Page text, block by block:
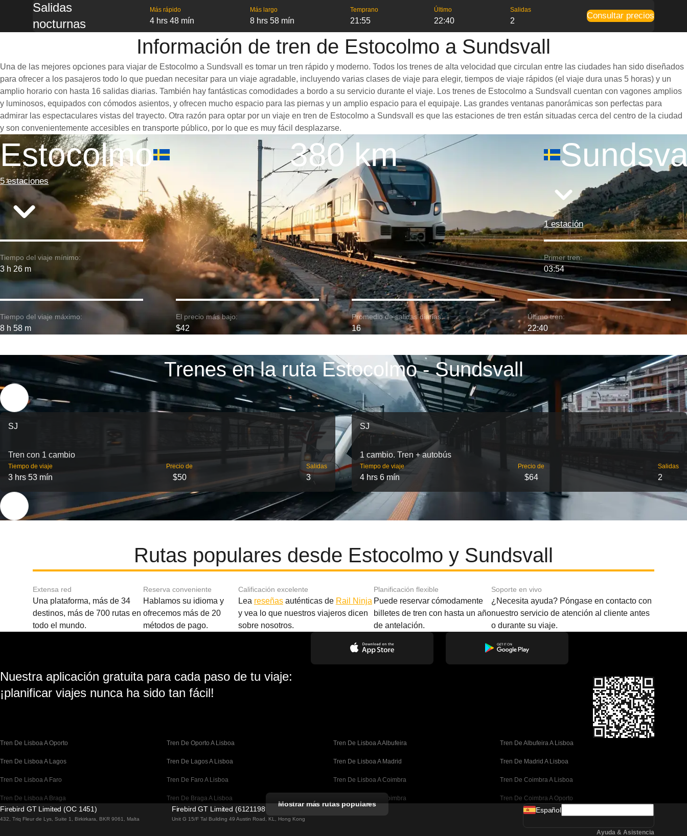
Salidas
nocturnas
Más rápido
4 hrs 48 mín
Más largo
8 hrs 58 mín
Temprano
21:55
Último
22:40
Salidas
2
Consultar precios
Información de tren de Estocolmo a Sundsvall
Una de las mejores opciones para viajar de Estocolmo a Sundsvall es tomar un tren rápido y moderno. Todos los trenes de alta velocidad que circulan entre las ciudades han sido diseñados
para ofrecer a los pasajeros todo lo que puedan necesitar para un viaje agradable, incluyendo varias clases de viaje para elegir, tiempos de viaje rápidos (el viaje dura unas 5 horas) y un
amplio horario con hasta 16 salidas diarias. También hay fantásticas comodidades a bordo a su servicio durante el viaje. Los trenes de Estocolmo a Sundsvall cuentan con vagones amplios
y luminosos, equipados con cómodos asientos, y ofrecen mucho espacio para las piernas y un amplio espacio para el equipaje. Las grandes ventanas panorámicas son perfectas para
admirar las espectaculares vistas del trayecto. Otra razón para optar por un viaje en tren de Estocolmo a Sundsvall es que las estaciones de tren están situadas cerca del centro de la ciudad
y son convenientemente accesibles en transporte público, por lo que es muy fácil desplazarse.
Estocolmo
5 estaciones
380 km
1 estación
Tiempo del viaje mínimo:
3 h 26 m
Primer tren:
03:54
Tiempo del viaje máximo:
8 h 58 m
El precio más bajo:
$42
Promedio de salidas diarias:
16
Último tren:
22:40
Trenes en la ruta Estocolmo - Sundsvall
SJ
Tren con 1 cambio
Tiempo de viaje
3 hrs 53 mín
Precio de
$50
Salidas
3
SJ
1 cambio. Tren + autobús
Tiempo de viaje
4 hrs 6 mín
Precio de
$64
Salidas
2
Rutas populares desde Estocolmo y Sundsvall
Extensa red
Una plataforma, más de 34
destinos, más de 700 rutas en
todo el mundo.
Reserva conveniente
Hablamos su idioma y
ofrecemos más de 20
métodos de pago.
Calificación excelente
Lea reseñasauténticas de Rail Ninja
y vea lo que nuestros viajeros dicen
sobre nosotros.
Planificación flexible
Puede reservar cómodamente
billetes de tren con hasta un año
de antelación.
Soporte en vivo
¿Necesita ayuda? Póngase en contacto con
nuestro servicio de atención al cliente antes
o durante su viaje.
Nuestra aplicación gratuita para cada paso de tu viaje:
¡planificar viajes nunca ha sido tan fácil!
Tren De Lisboa A Oporto Tren De Oporto A Lisboa Tren De Lisboa A Albufeira Tren De Albufeira A Lisboa
Tren De Lisboa A Lagos Tren De Lagos A Lisboa Tren De Lisboa A Madrid Tren De Madrid A Lisboa
Tren De Lisboa A Faro Tren De Faro A Lisboa Tren De Lisboa A Coimbra Tren De Coimbra A Lisboa
Tren De Lisboa A Braga Tren De Braga A Lisboa Tren De Oporto A Coimbra Tren De Coimbra A Oporto
Tren De Barcelona A Madrid Tren De Madrid A Barcelona Tren De Valencia A Barcelona
Mostrar más rutas populares
Firebird GT Limited (OC 1451)
432, Triq Fleur de Lys, Suite 1, Birkirkara, BKR 9061, Malta
Firebird GT Limited (61211989)
Unit G 15/F Tal Building 49 Austin Road, KL, Hong Kong
Español
Ayuda & Asistencia